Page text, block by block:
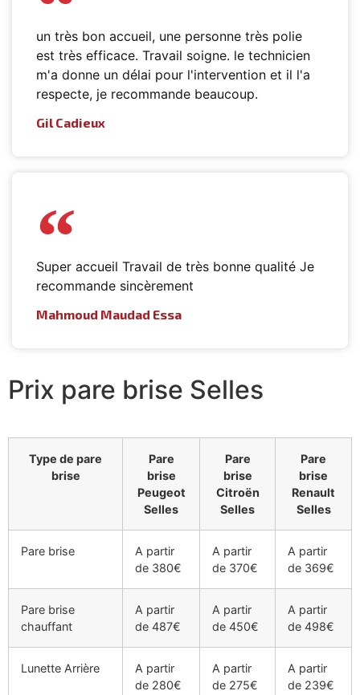
un très bon accueil, une personne très polie
est très efficace. Travail soigne. le technicien
m'a donne un délai pour l'intervention et il l'a
respecte, je recommande beaucoup.
Gil Cadieux
Super accueil Travail de très bonne qualité Je
recommande sincèrement
Mahmoud Maudad Essa
Prix pare brise Selles
Type de pare
brise
Pare
brise
Peugeot
Selles
Pare
brise
Citroën
Selles
Pare
brise
Renault
Selles
Pare brise
A partir
de 380€
A partir
de 370€
A partir
de 369€
Pare brise
chauffant
A partir
de 487€
A partir
de 450€
A partir
de 498€
Lunette Arrière
A partir
de 280€
A partir
de 275€
A partir
de 239€